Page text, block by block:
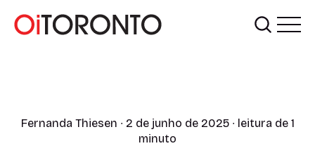
Fernanda Thiesen ∙ 2 de junho de 2025 ∙ leitura de 1
minuto